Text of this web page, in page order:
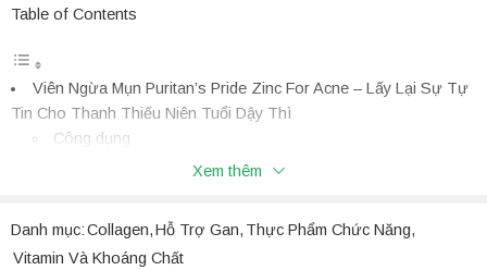
Table of Contents
Viên Ngừa Mụn Puritan’s Pride Zinc For Acne – Lấy Lại Sự Tự
Tin Cho Thanh Thiếu Niên Tuổi Dậy Thì
Công dụng
Viên Ngừa Mụn Puritan’s Pride Zinc For Acne –
Xem thêm
Danh mục:Collagen,Hỗ Trợ Gan, Thực Phẩm Chức Năng,
Vitamin Và Khoáng Chất